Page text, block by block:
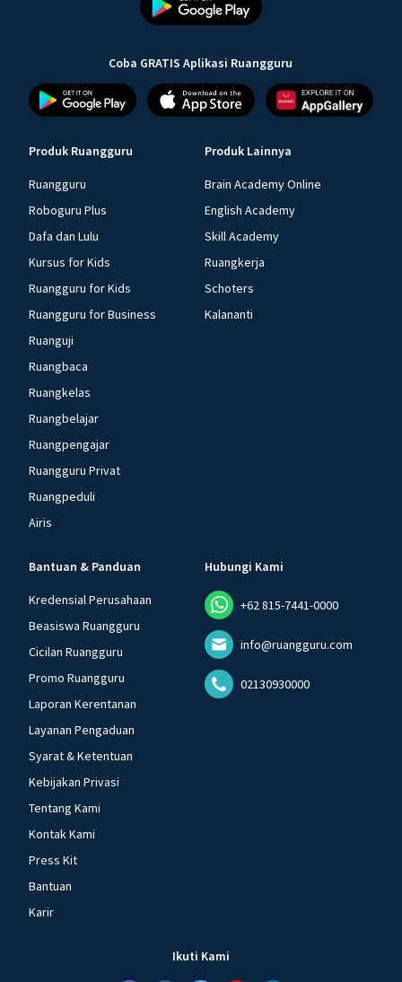
Coba GRATIS Aplikasi Ruangguru
Produk Ruangguru
Ruangguru
Roboguru Plus
Dafa dan Lulu
Kursus for Kids
Ruangguru for Kids
Ruangguru for Business
Ruanguji
Ruangbaca
Ruangkelas
Ruangbelajar
Ruangpengajar
Ruangguru Privat
Ruangpeduli
Airis
Produk Lainnya
Brain Academy Online
English Academy
Skill Academy
Ruangkerja
Schoters
Kalananti
Bantuan & Panduan
Kredensial Perusahaan
Beasiswa Ruangguru
Cicilan Ruangguru
Promo Ruangguru
Laporan Kerentanan
Layanan Pengaduan
Syarat & Ketentuan
Kebijakan Privasi
Tentang Kami
Kontak Kami
Press Kit
Bantuan
Karir
Hubungi Kami
+62 815-7441-0000
info@ruangguru.com
02130930000
Ikuti Kami